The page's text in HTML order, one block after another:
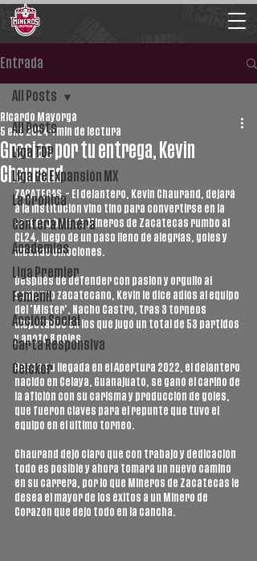
Entrada
All Posts
Liga TDP
Liga de Expansión MX
La Crónica
Cantera Minera
Academias
Liga Premier
Femenil
Acción Social
Carta Responsiva
Ceickor
All Posts
Gracias por tu entrega, Kevin
Chaurand
Ricardo Mayorga
5 ene 2024 1 min de lectura
ZACATECAS.- El delantero, Kevin Chaurand, dejará
a la institución vino tino para convertirse en la
tercera baja de Mineros de Zacatecas rumbo al
CL24, luego de un paso lleno de alegrías, goles y
muchas emociones.
Después de defender con pasión y orgullo al
conjunto zacatecano, Kevin le dice adiós al equipo
del ‘Mister’, Nacho Castro, tras 3 torneos
disputados en los que jugó un total de 53 partidos
y anotó 8 goles.
Desde su llegada en el Apertura 2022, el delantero
nacido en Celaya, Guanajuato, se ganó el cariño de
la afición con su carisma y producción de goles,
que fueron claves para el repunte que tuvo el
equipo en el último torneo.
Chaurand dejó claro que con trabajo y dedicación
todo es posible y ahora tomará un nuevo camino
en su carrera, por lo que Mineros de Zacatecas le
desea el mayor de los éxitos a un Minero de
Corazón que dejo todo en la cancha.